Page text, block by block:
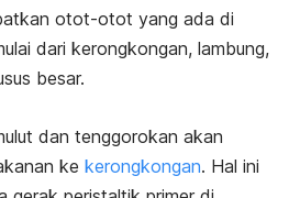
otot-otot yang ada di
dari kerongkongan, lambung,
besar.
dan tenggorokan akan
ke kerongkongan. Hal ini